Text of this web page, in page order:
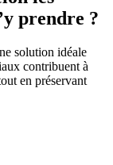
prendre ?
solution idéale
contribuent à
en préservant